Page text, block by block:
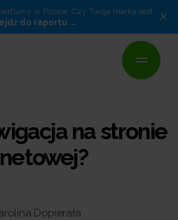
w Polsce. Czy Twoja marka jest
do raportu ×
na stronie
Dopierała